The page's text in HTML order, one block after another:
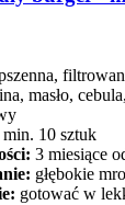
masło,
min. 10 sztuk
3 miesiące
głębokie
gotować w